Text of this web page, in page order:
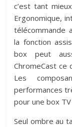
c’est tant
Ergonomique,
télécommande
la fonction
box peut
ChromeCast ce
Les
performances
pour une box
Seul ombre au